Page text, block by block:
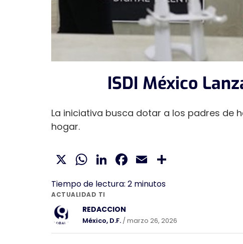
ISDI México
X WhatsApp
LinkedIn
Facebook
Email
Tiempo de lectura: 2 minutos
ACTUALIDAD TI
La iniciativa busca dotar a los padres de
hogar.
REDACCION
México, D.F. / marzo 26, 2026